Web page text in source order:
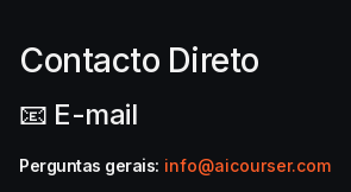
Contacto Direto
📧 E-mail
Perguntas gerais: info@aicourser.com